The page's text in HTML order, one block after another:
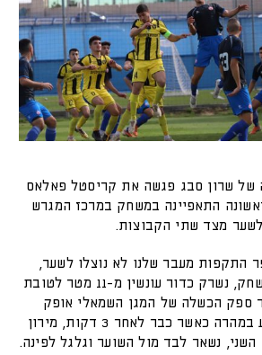
של שרון סבג פגשה את קריסטל פאלאס
התאפיינה במשחק במרכז המגרש
לשער מצד שתי הקבוצות.
התקפות מעבר שלנו לא נוצלו לשער,
וכ-9 דקות לסיום המשחק, נשרק כדור עונשין מ-11 מטר לטובת
ספק הכשלה של המגן השמאלי אופק
אברג׳ל. השיוויון הגיע במהרה כאשר כבר לאחר 3 דקות, מירון
נשאר לבד מול השוער וגלגל לפינה.